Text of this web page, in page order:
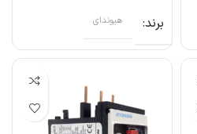
برند هیوندای